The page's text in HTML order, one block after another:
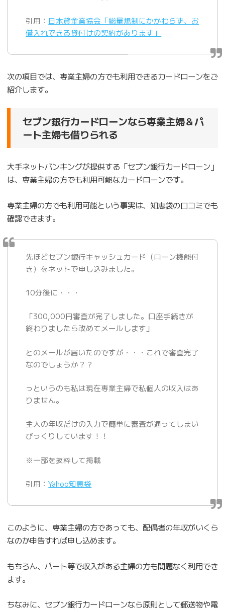
引用： 日本貸金業協会「総量規制にかかわらず、お
借入れできる貸付けの契約があります」
次の項目では、専業主婦の方でも利用できるカードローンをご
紹介します。
セブン銀行カードローンなら専業主婦＆パ
ート主婦も借りられる
大手ネットバンキングが提供する「セブン銀行カードローン」
は、専業主婦の方でも利用可能なカードローンです。
専業主婦の方でも利用可能という事実は、知恵袋の口コミでも
確認できます。
先ほどセブン銀行キャッシュカード（ローン機能付
き）をネットで申し込みました。
10分後に・・・
「300,000円審査が完了しました。口座手続きが
終わりましたら改めてメールします」
とのメールが届いたのですが・・・これで審査完了
なのでしょうか？？
っというのも私は現在専業主婦で私個人の収入はあ
りません。
主人の年収だけの入力で簡単に審査が通ってしまい
びっくりしています！！
※一部を抜粋して掲載
引用：Yahoo知恵袋
このように、専業主婦の方であっても、配偶者の年収がいくら
なのか申告すれば申し込めます。
もちろん、パート等で収入がある主婦の方も問題なく利用でき
ます。
ちなみに、セブン銀行カードローンなら原則として郵送物や電